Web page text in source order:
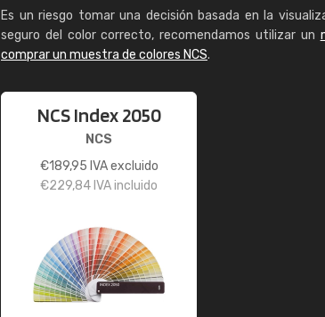
Es un riesgo tomar una decisión basada en la
seguro del color correcto, recomendamos utilizar un
comprar un muestra de colores NCS.
NCS Index 2050
NCS
€189,95 IVA excluido
€229,84 IVA incluido